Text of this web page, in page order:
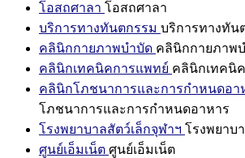
โอสถศาลา โอสถศาลา
บริการทางทันตกรรม บริการทางทัน
คลินิกกายภาพบำบัด คลินิกกายภาพ
คลินิกเทคนิคการแพทย์ คลินิกเทคนิ
คลินิกโภชนาการและการกำหนดอา
โภชนาการและการกำหนดอาหาร
โรงพยาบาลสัตว์เล็กจุฬาฯ โรงพยาบ
ศูนย์เอ็มเน็ต ศูนย์เอ็มเน็ต